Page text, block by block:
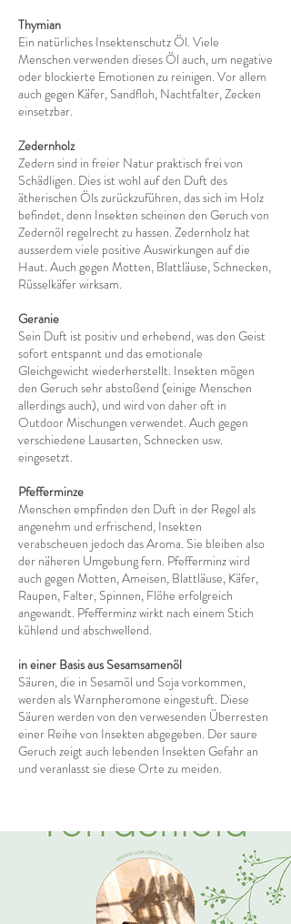
Thymian
Ein natürliches Insektenschutz Öl. Viele
Menschen verwenden dieses Öl auch, um negative
oder blockierte Emotionen zu reinigen. Vor allem
auch gegen Käfer, Sandfloh, Nachtfalter, Zecken
einsetzbar.
Zedernholz
Zedern sind in freier Natur praktisch frei von
Schädligen. Dies ist wohl auf den Duft des
ätherischen Öls zurückzuführen, das sich im Holz
befindet, denn Insekten scheinen den Geruch von
Zedernöl regelrecht zu hassen. Zedernholz hat
ausserdem viele positive Auswirkungen auf die
Haut. Auch gegen Motten, Blattläuse, Schnecken,
Rüsselkäfer wirksam.
Geranie
Sein Duft ist positiv und erhebend, was den Geist
sofort entspannt und das emotionale
Gleichgewicht wiederherstellt. Insekten mögen
den Geruch sehr abstoßend (einige Menschen
allerdings auch), und wird von daher oft in
Outdoor Mischungen verwendet. Auch gegen
verschiedene Lausarten, Schnecken usw.
eingesetzt.
Pfefferminze
Menschen empfinden den Duft in der Regel als
angenehm und erfrischend, Insekten
verabscheuen jedoch das Aroma. Sie bleiben also
der näheren Umgebung fern. Pfefferminz wird
auch gegen Motten, Ameisen, Blattläuse, Käfer,
Raupen, Falter, Spinnen, Flöhe erfolgreich
angewandt. Pfefferminz wirkt nach einem Stich
kühlend und abschwellend.
in einer Basis aus Sesamsamenöl
Säuren, die in Sesamöl und Soja vorkommen,
werden als Warnpheromone eingestuft. Diese
Säuren werden von den verwesenden Überresten
einer Reihe von Insekten abgegeben. Der saure
Geruch zeigt auch lebenden Insekten Gefahr an
und veranlasst sie diese Orte zu meiden.